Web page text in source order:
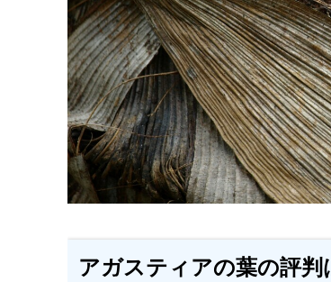
アガスティアの葉の評